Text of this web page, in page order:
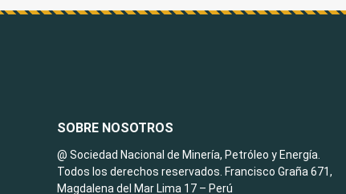
SOBRE NOSOTROS
@ Sociedad Nacional de Minería, Petróleo y Energía.
Todos los derechos reservados. Francisco Graña 671,
Magdalena del Mar Lima 17 – Perú